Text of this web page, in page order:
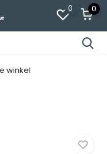
0 0
winkel